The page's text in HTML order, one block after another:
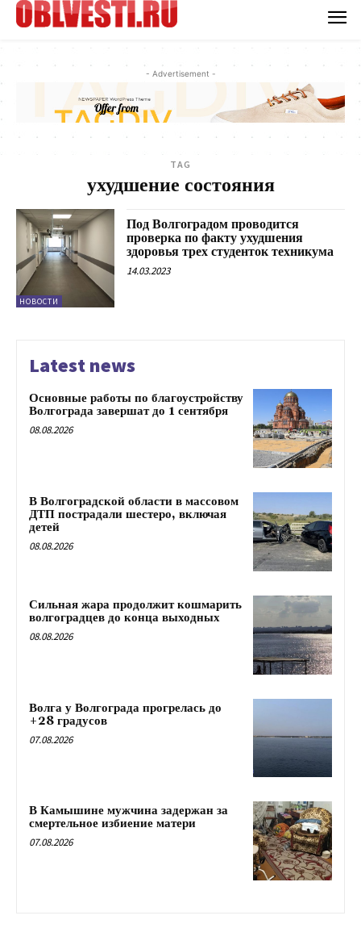
- Advertisement -
TAG
ухудшение состояния
НОВОСТИ
Под Волгоградом проводится
проверка по факту ухудшения
здоровья трех студенток техникума
14.03.2023
Latest news
Основные работы по благоустройству
Волгограда завершат до 1 сентября
08.08.2026
В Волгоградской области в массовом
ДТП пострадали шестеро, включая
детей
08.08.2026
Сильная жара продолжит кошмарить
волгоградцев до конца выходных
08.08.2026
Волга у Волгограда прогрелась до
+28 градусов
07.08.2026
В Камышине мужчина задержан за
смертельное избиение матери
07.08.2026